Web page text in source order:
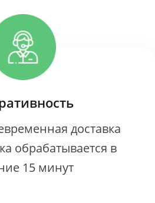
доставка
обрабатывается в
15 минут